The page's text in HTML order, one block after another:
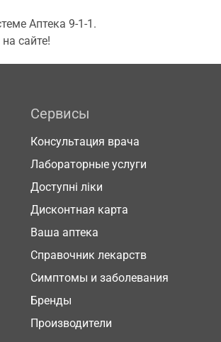
Аптека 9-1-1.
сайте!
Сервисы
Консультация врача
Лабораторные услуги
Доступні ліки
Дисконтная карта
Ваша аптека
Справочник лекарств
Симптомы и заболевания
Бренды
Производители